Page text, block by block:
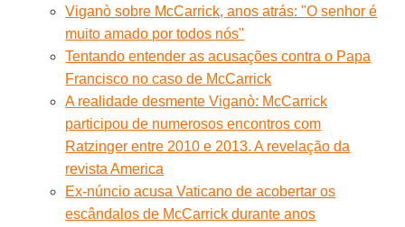
Viganò sobre McCarrick, anos atrás: ''O senhor é
muito amado por todos nós''
Tentando entender as acusações contra o Papa
Francisco no caso de McCarrick
A realidade desmente Viganò: McCarrick
participou de numerosos encontros com
Ratzinger entre 2010 e 2013. A revelação da
revista America
Ex-núncio acusa Vaticano de acobertar os
escândalos de McCarrick durante anos